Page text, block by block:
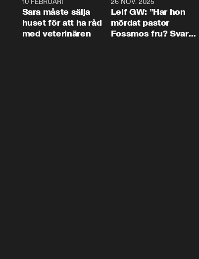
Sara måste sälja
huset för att ha råd
med veterinären
Leif GW: ”Har hon
mördat pastor
Fossmos fru? Svar